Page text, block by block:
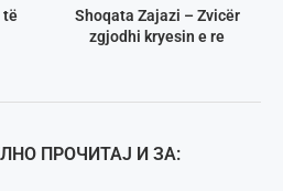
të
Shoqata Zajazi – Zvicër
zgjodhi kryesin e re
ПРОЧИТАЈ И ЗА: